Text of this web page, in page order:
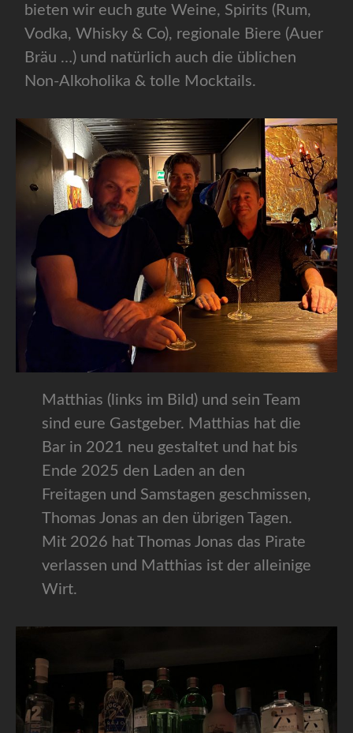
bieten wir euch gute Weine, Spirits (Rum,
Vodka, Whisky & Co), regionale Biere (Auer
Bräu …) und natürlich auch die üblichen
Non-Alkoholika & tolle Mocktails.
Matthias (links im Bild) und sein Team
sind eure Gastgeber. Matthias hat die
Bar in 2021 neu gestaltet und hat bis
Ende 2025 den Laden an den
Freitagen und Samstagen geschmissen,
Thomas Jonas an den übrigen Tagen.
Mit 2026 hat Thomas Jonas das Pirate
verlassen und Matthias ist der alleinige
Wirt.